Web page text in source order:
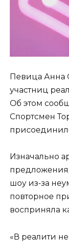
Певица Анна
участниц
Об этом
Спортсмен
Изначально
предложения,
шоу из-за
повторное
восприняла
«В реалити